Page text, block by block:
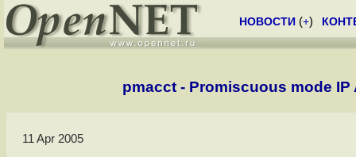
НОВОСТИ (+)
pmacct - Promiscuous mode
11 Apr 2005